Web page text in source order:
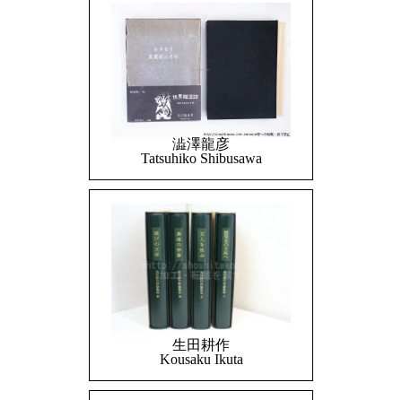
澁澤龍彦
Tatsuhiko Shibusawa
生田耕作
Kousaku Ikuta